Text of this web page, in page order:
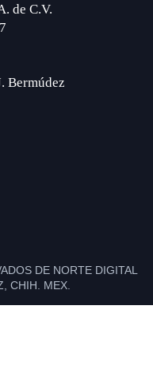
de C.V.
Bermúdez
DE NORTE DIGITAL
CHIH. MEX.